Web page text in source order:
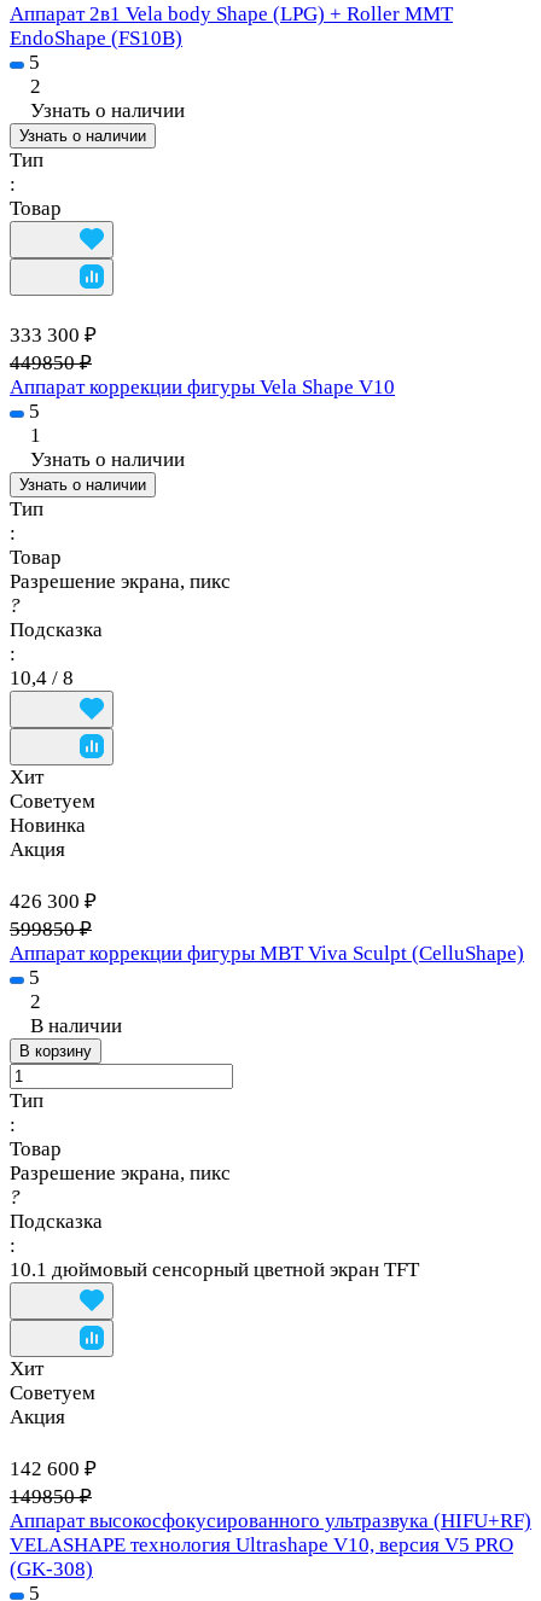
Аппарат 2в1 Vela body Shape (LPG) + Roller MMT
EndoShape (FS10B)
5
2
Узнать о наличии
Узнать о наличии
Тип
:
Товар
333 300 ₽
449850 ₽
Аппарат коррекции фигуры Vela Shape V10
5
1
Узнать о наличии
Узнать о наличии
Тип
:
Товар
Разрешение экрана, пикс
?
Подсказка
:
10,4 / 8
Хит
Советуем
Новинка
Акция
426 300 ₽
599850 ₽
Аппарат коррекции фигуры MBT Viva Sculpt (CelluShape)
5
2
В наличии
В корзину
Тип
:
Товар
Разрешение экрана, пикс
?
Подсказка
:
10.1 дюймовый сенсорный цветной экран TFT
Хит
Советуем
Акция
142 600 ₽
149850 ₽
Аппарат высокосфокусированного ультразвука (HIFU+RF)
VELASHAPE технология Ultrashape V10, версия V5 PRO
(GK-308)
5